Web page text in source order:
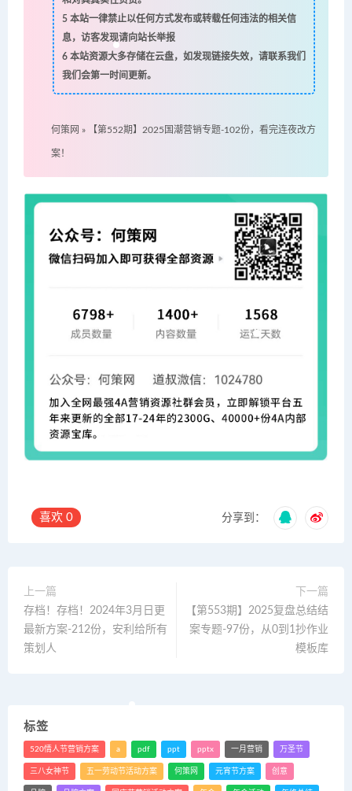
5本站一律禁止以任何方式发布或转载任何违法的相关信
息，访客发现请向站长举报
6本站资源大多存储在云盘，如发现链接失效，请联系我们
我们会第一时间更新。
何策网 » 【第552期】2025国潮营销专题-102份，看完连夜改方
案！
喜欢 0 分享到：
上一篇
存档！存档！2024年3月日更
最新方案-212份，安利给所有
策划人
下一篇
【第553期】2025复盘总结结
案专题-97份，从0到1抄作业
模板库
标签
520情人节营销方案 a pdf ppt pptx 一月营销 万圣节
三八女神节 五一劳动节活动方案 何策网 元宵节方案 创意